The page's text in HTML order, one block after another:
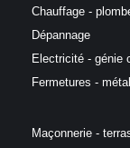
Chauffage -
Dépannage
Electricité - génie
Fermetures -
Maçonnerie -